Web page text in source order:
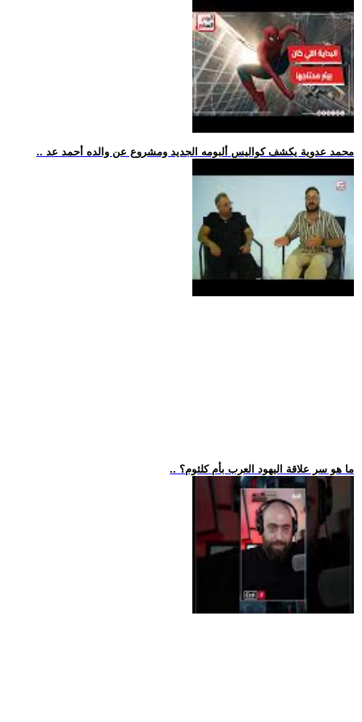
.. محمد عدوية يكشف كواليس ألبومه الجديد ومشروع عن والده أحمد عد
.. ما هو سر علاقة اليهود العرب بأم كلثوم؟